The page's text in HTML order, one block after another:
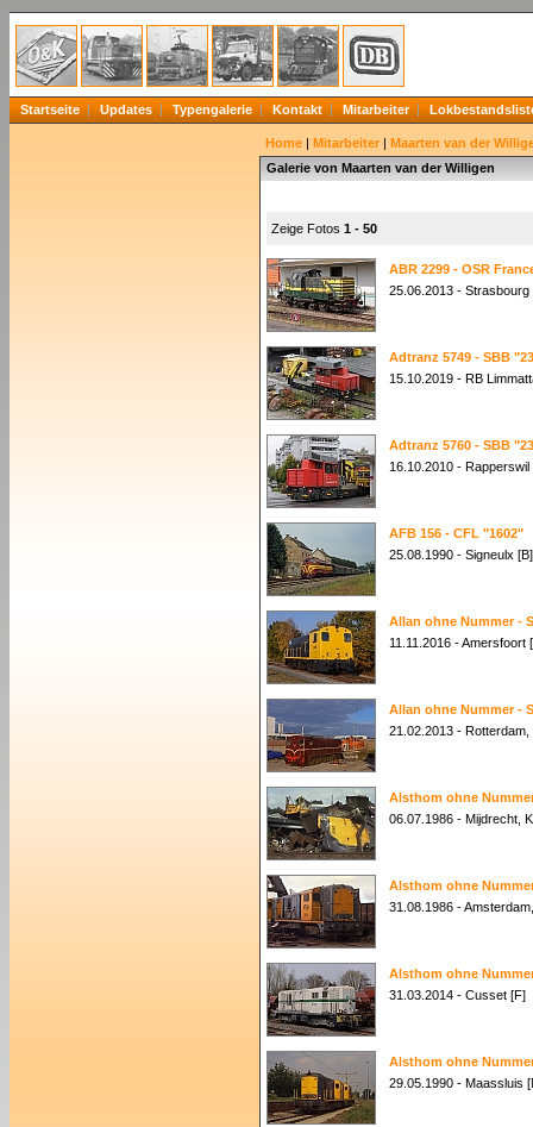
Startseite Updates Typengalerie Kontakt Mitarbeiter
Home | Mitarbeiter | Maarten van der
Galerie von Maarten van der Willigen
Zeige Fotos 1 - 50
ABR 2299 - OSR
25.06.2013 - Strasbourg
Adtranz 5749 - SBB
15.10.2019 - RB
Adtranz 5760 - SBB
16.10.2010 - Rapperswil
AFB 156 - CFL "1602"
25.08.1990 - Signeulx [B]
Allan ohne Nummer -
11.11.2016 - Amersfoort
Allan ohne Nummer -
21.02.2013 -
Alsthom ohne
06.07.1986 - Mijdrecht,
Alsthom ohne
31.08.1986 -
Alsthom ohne
31.03.2014 - Cusset [F]
Alsthom ohne
29.05.1990 - Maassluis